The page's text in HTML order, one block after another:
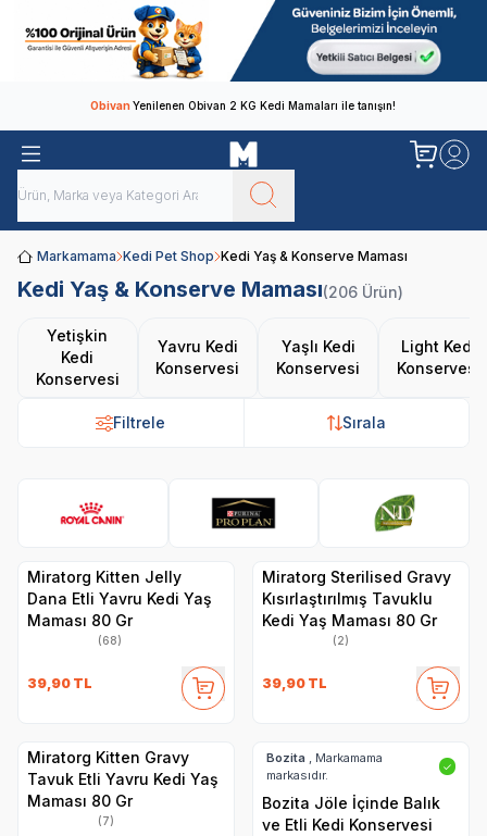
ObivanYenilenen Obivan 2 KG Kedi Mamaları ile tanışın!
Markamama Kedi Pet Shop Kedi Yaş & Konserve Maması
Kedi Yaş & Konserve Maması(206 Ürün)
Yetişkin
Kedi
Konservesi
Yavru Kedi
Konservesi
Yaşlı Kedi
Konservesi
Light Kedi
Konservesi
Filtrele Sırala
Miratorg Kitten Jelly
Dana Etli Yavru Kedi Yaş
Maması 80 Gr
(68)
39,90 TL
Miratorg Sterilised Gravy
Kısırlaştırılmış Tavuklu
Kedi Yaş Maması 80 Gr
(2)
39,90 TL
Miratorg Kitten Gravy
Tavuk Etli Yavru Kedi Yaş
Maması 80 Gr
(7)
Bozita , Markamama
markasıdır.
✓
Bozita Jöle İçinde Balık
ve Etli Kedi Konservesi